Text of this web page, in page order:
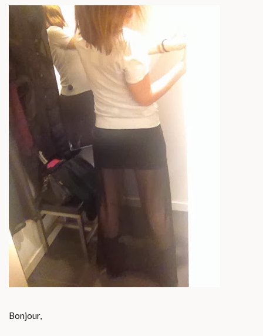
Bonjour,